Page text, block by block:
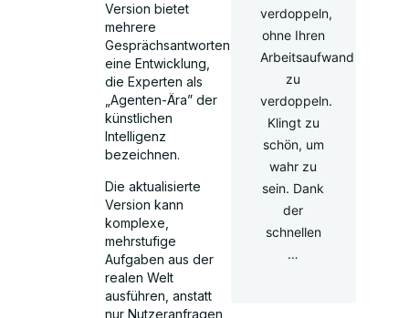
Version bietet
mehrere
Gesprächsantworten,
eine Entwicklung,
die Experten als
„Agenten-Ära” der
künstlichen
Intelligenz
bezeichnen.
Die aktualisierte
Version kann
komplexe,
mehrstufige
Aufgaben aus der
realen Welt
ausführen, anstatt
nur Nutzeranfragen
verdoppeln,
ohne Ihren
Arbeitsaufwand
zu
verdoppeln.
Klingt zu
schön, um
wahr zu
sein. Dank
der
schnellen
…